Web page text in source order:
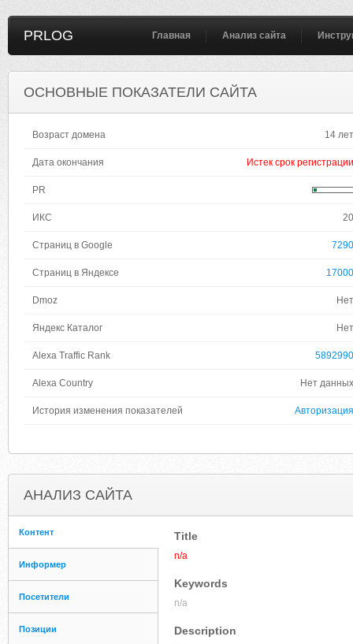
PRLOG Главная Анализ сайта
ОСНОВНЫЕ ПОКАЗАТЕЛИ САЙТА
Возраст домена 14 лет
Дата окончания Истек срок регистрации
PR
ИКС 20
Страниц в Google 7290
Страниц в Яндексе 17000
Dmoz Нет
Яндекс Каталог Нет
Alexa Traffic Rank 5892990
Alexa Country Нет данных
История изменения показателей Авторизация
АНАЛИЗ САЙТА
Контент
Информер
Посетители
Позиции
Title
n/a
Keywords
n/a
Description